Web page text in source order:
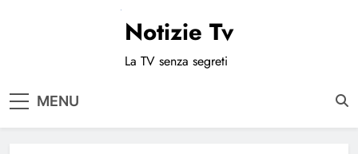
Notizie Tv
La TV senza segreti
MENU